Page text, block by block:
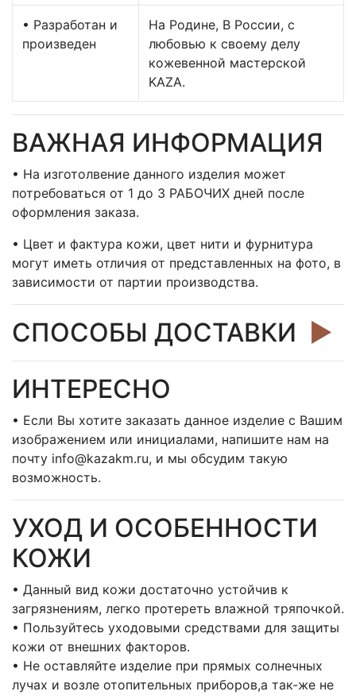
• Разработан и
произведен
На Родине, В России, с
любовью к своему делу
кожевенной мастерской
KAZA.
ВАЖНАЯ ИНФОРМАЦИЯ
• На изготолвение данного изделия может
потребоваться от 1 до 3 РАБОЧИХ дней после
оформления заказа.
• Цвет и фактура кожи, цвет нити и фурнитура
могут иметь отличия от представленных на фото, в
зависимости от партии производства.
СПОСОБЫ ДОСТАВКИ ►
ИНТЕРЕСНО
• Если Вы хотите заказать данное изделие с Вашим
изображением или инициалами, напишите нам на
почту info@kazakm.ru, и мы обсудим такую
возможность.
УХОД И ОСОБЕННОСТИ
КОЖИ
• Данный вид кожи достаточно устойчив к
загрязнениям, легко протереть влажной тряпочкой.
• Пользуйтесь уходовыми средствами для защиты
кожи от внешних факторов.
• Не оставляйте изделие при прямых солнечных
лучах и возле отопительных приборов,а так-же не